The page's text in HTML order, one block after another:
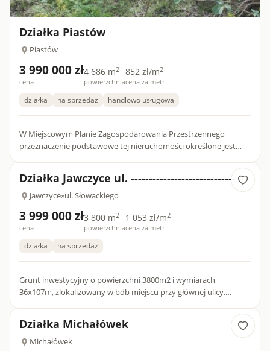
Działka Piastów
Piastów
3 990 000 zł
cena
4 686 m2
powierzchnia
852 zł/m2
cena za metr
działka na sprzedaż handlowo usługowa
W Miejscowym Planie Zagospodarowania Przestrzennego
przeznaczenie podstawowe tej nieruchomości określone jest
Działka Jawczyce ul. -----------------------------
Jawczyce»ul. Słowackiego
3 999 000 zł
cena
3 800 m2
powierzchnia
1 053 zł/m2
cena za metr
działka na sprzedaż
Grunt inwestycyjny o powierzchni 3800m2 i wymiarach
36x107m, zlokalizowany w bdb miejscu przy głównej ulicy.
Działka Michałówek
Michałówek